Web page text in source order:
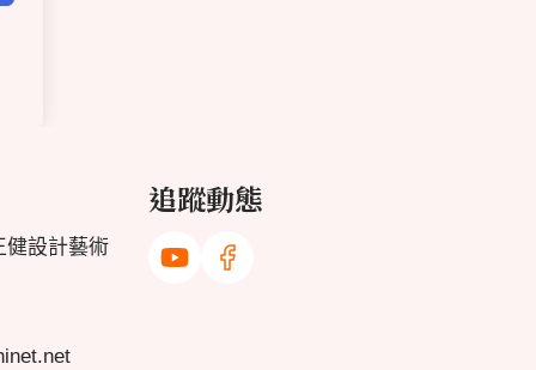
健設計藝術
追蹤動態